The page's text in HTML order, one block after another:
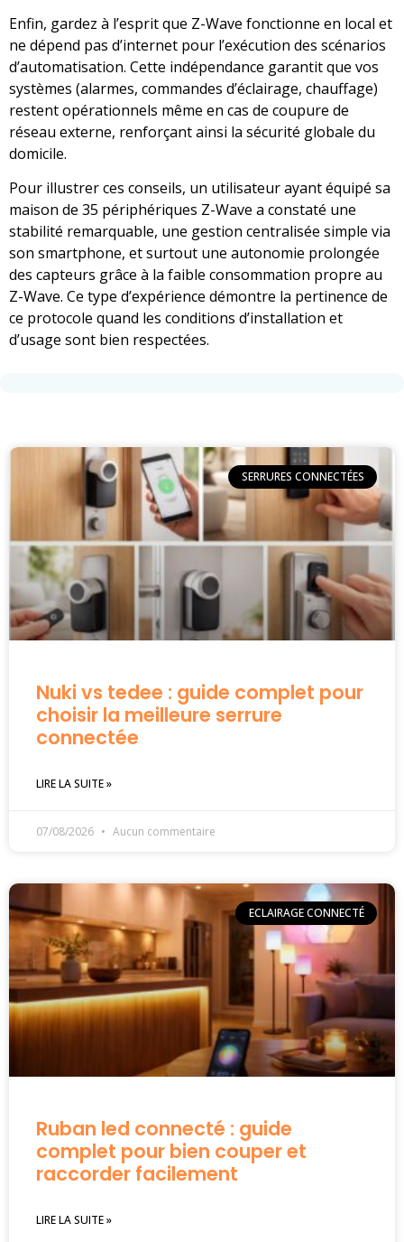
Enfin, gardez à l’esprit que Z-Wave fonctionne en local et
ne dépend pas d’internet pour l’exécution des scénarios
d’automatisation. Cette indépendance garantit que vos
systèmes (alarmes, commandes d’éclairage, chauffage)
restent opérationnels même en cas de coupure de
réseau externe, renforçant ainsi la sécurité globale du
domicile.
Pour illustrer ces conseils, un utilisateur ayant équipé sa
maison de 35 périphériques Z-Wave a constaté une
stabilité remarquable, une gestion centralisée simple via
son smartphone, et surtout une autonomie prolongée
des capteurs grâce à la faible consommation propre au
Z-Wave. Ce type d’expérience démontre la pertinence de
ce protocole quand les conditions d’installation et
d’usage sont bien respectées.
SERRURES CONNECTÉES
Nuki vs tedee : guide complet pour
choisir la meilleure serrure
connectée
LIRE LA SUITE »
07/08/2026 Aucun commentaire
ECLAIRAGE CONNECTÉ
Ruban led connecté : guide
complet pour bien couper et
raccorder facilement
LIRE LA SUITE »